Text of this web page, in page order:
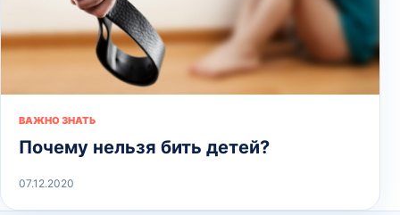
ВАЖНО ЗНАТЬ
Почему нельзя бить детей?
07.12.2020